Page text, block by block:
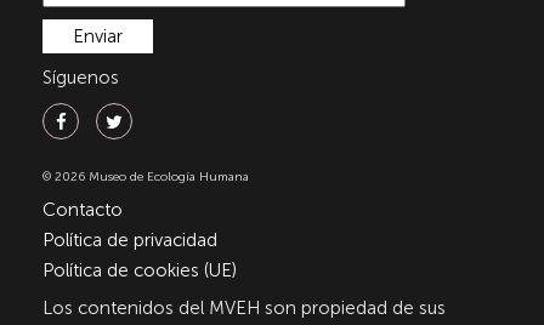
Síguenos
© 2026 Museo de Ecología Humana
Contacto
Política de privacidad
Política de cookies (UE)
Los contenidos del MVEH son propiedad de sus